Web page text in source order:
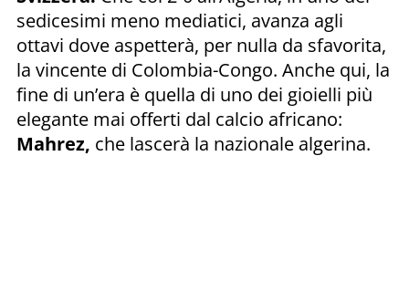
sedicesimi meno mediatici, avanza agli
ottavi dove aspetterà, per nulla da sfavorita,
la vincente di Colombia-Congo. Anche qui, la
fine di un’era è quella di uno dei gioielli più
elegante mai offerti dal calcio africano:
Mahrez, che lascerà la nazionale algerina.